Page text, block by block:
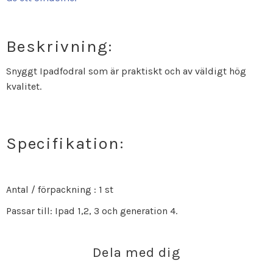
Beskrivning:
Snyggt Ipadfodral som är praktiskt och av väldigt hög
kvalitet.
Specifikation:
Antal / förpackning : 1 st
Passar till: Ipad 1,2, 3 och generation 4.
Dela med dig